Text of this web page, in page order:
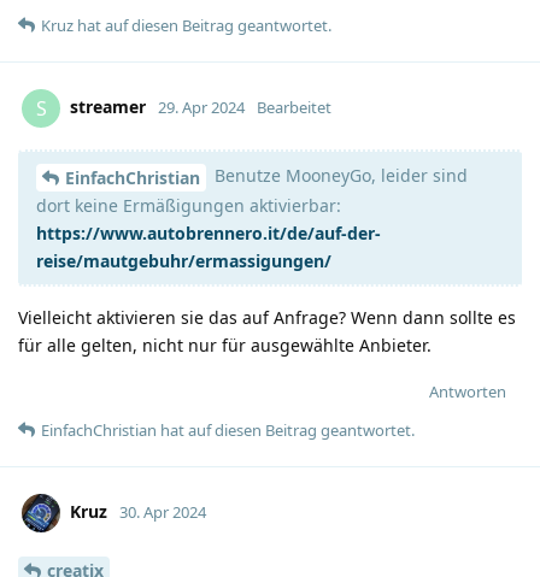
Kruz hatauf diesen Beitrag geantwortet.
S streamer 29. Apr 2024 Bearbeitet
EinfachChristian
Benutze MooneyGo, leider sind
dort keine Ermäßigungen aktivierbar:
https://www.autobrennero.it/de/auf-der-
reise/mautgebuhr/ermassigungen/
Vielleicht aktivieren sie das auf Anfrage? Wenn dann sollte es
für alle gelten, nicht nur für ausgewählte Anbieter.
Antworten
EinfachChristian hatauf diesen Beitrag geantwortet.
Kruz 30. Apr 2024
creatix